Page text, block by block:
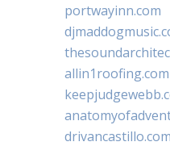
portwayinn.com
allin1roofing.com
drivancastillo.com